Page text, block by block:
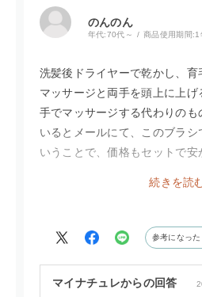
のんのん
年代:70代～ 商品使用期間:1
洗髪後ドライヤーで乾かし、
マッサージと両手を頭上に上げ
手でマッサージする代わりのも
いるとメールにて、このブラシ
いうことで、価格もセットで
ッションになっていて、重くな
ージ出来ています。起床時に
続きを読
参考になった
マイナチュレからの回答